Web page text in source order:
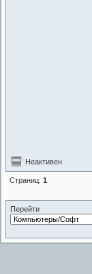
Неактивен
Страниц: 1
Перейти